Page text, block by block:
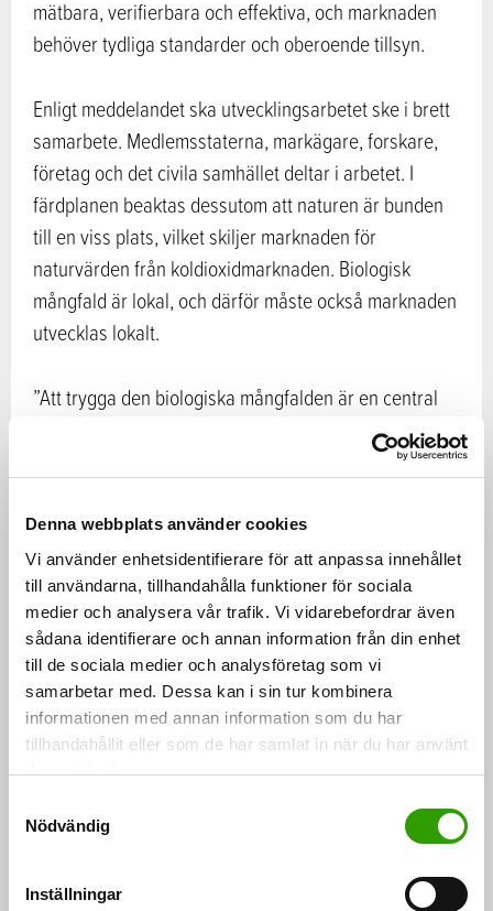
Denna webbplats använder cookies
Vi använder enhetsidentifierare för att anpassa innehållet
till användarna, tillhandahålla funktioner för sociala
medier och analysera vår trafik. Vi vidarebefordrar även
sådana identifierare och annan information från din enhet
till de sociala medier och analysföretag som vi
samarbetar med. Dessa kan i sin tur kombinera
informationen med annan information som du har
tillhandahållit eller som de har samlat in när du har använt
deras tjänster.
Nödvändig
Inställningar
mätbara, verifierbara och effektiva, och marknaden
behöver tydliga standarder och oberoende tillsyn.
Enligt meddelandet ska utvecklingsarbetet ske i brett
samarbete. Medlemsstaterna, markägare, forskare,
företag och det civila samhället deltar i arbetet. I
färdplanen beaktas dessutom att naturen är bunden
till en viss plats, vilket skiljer marknaden för
naturvärden från koldioxidmarknaden. Biologisk
mångfald är lokal, och därför måste också marknaden
utvecklas lokalt.
”Att trygga den biologiska mångfalden är en central
del av våra klimat- och miljömål. Offentlig finansiering
räcker inte – det behövs privata investeringar i
innovativa verktyg som även ekonomiskt uppmuntrar
till naturvård”, säger miljö- och klimatminister Sari
Multala.
”Marknaden för naturvärden kan erbjuda en ny
inkomstkälla för jordbrukare och skogsägare,
förutsatt att systemet byggs upp på ett rättvist och
pragmatiskt sätt”, säger jord- och skogsbruksminister
Sari Essayah.
ekologisk kompensation och strävar också efter att i